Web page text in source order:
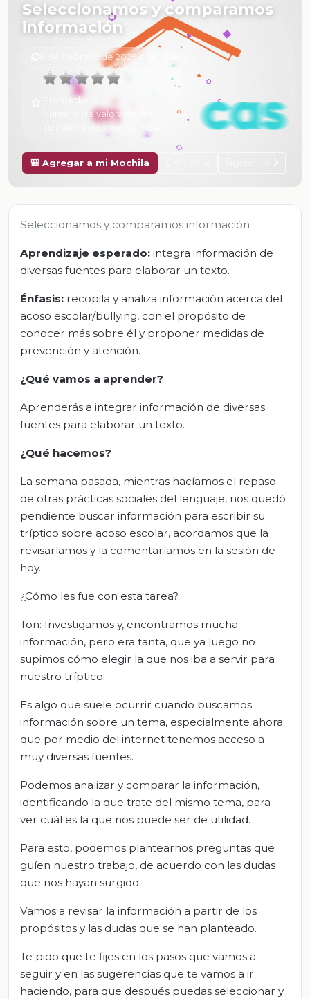
Seleccionamos y comparamos
información
6 de Febrero de 2025 a las 15:44
Promedio:
Número de valoraciones:
Tu calificación:
Sin calificar
🎒 Agregar a mi Mochila
Seleccionamos y comparamos información
Aprendizaje esperado: integra información de
diversas fuentes para elaborar un texto.
Énfasis: recopila y analiza información acerca del
acoso escolar/bullying, con el propósito de
conocer más sobre él y proponer medidas de
prevención y atención.
¿Qué vamos a aprender?
Aprenderás a integrar información de diversas
fuentes para elaborar un texto.
¿Qué hacemos?
La semana pasada, mientras hacíamos el repaso
de otras prácticas sociales del lenguaje, nos quedó
pendiente buscar información para escribir su
tríptico sobre acoso escolar, acordamos que la
revisaríamos y la comentaríamos en la sesión de
hoy.
¿Cómo les fue con esta tarea?
Ton: Investigamos y, encontramos mucha
información, pero era tanta, que ya luego no
supimos cómo elegir la que nos iba a servir para
nuestro tríptico.
Es algo que suele ocurrir cuando buscamos
información sobre un tema, especialmente ahora
que por medio del internet tenemos acceso a
muy diversas fuentes.
Podemos analizar y comparar la información,
identificando la que trate del mismo tema, para
ver cuál es la que nos puede ser de utilidad.
Para esto, podemos plantearnos preguntas que
guíen nuestro trabajo, de acuerdo con las dudas
que nos hayan surgido.
Vamos a revisar la información a partir de los
propósitos y las dudas que se han planteado.
Te pido que te fijes en los pasos que vamos a
seguir y en las sugerencias que te vamos a ir
haciendo, para que después puedas seleccionar y